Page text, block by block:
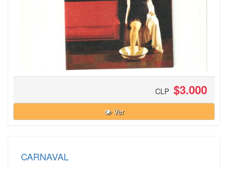
CLP $3.000
Ver
CARNAVAL